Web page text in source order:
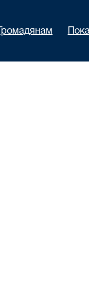
Громадянам